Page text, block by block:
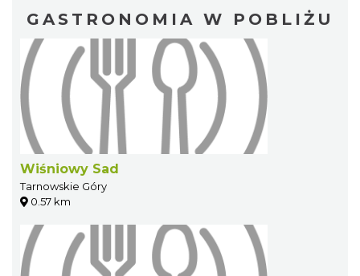
GASTRONOMIA W POBLIŻU
Wiśniowy Sad
Tarnowskie Góry
0.57 km